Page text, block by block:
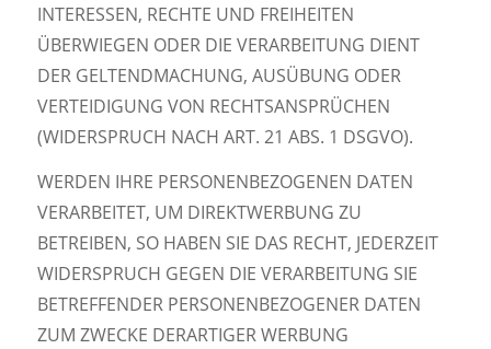
INTERESSEN, RECHTE UND FREIHEITEN
ÜBERWIEGEN ODER DIE VERARBEITUNG DIENT
DER GELTENDMACHUNG, AUSÜBUNG ODER
VERTEIDIGUNG VON RECHTSANSPRÜCHEN
(WIDERSPRUCH NACH ART. 21 ABS. 1 DSGVO).
WERDEN IHRE PERSONENBEZOGENEN DATEN
VERARBEITET, UM DIREKTWERBUNG ZU
BETREIBEN, SO HABEN SIE DAS RECHT, JEDERZEIT
WIDERSPRUCH GEGEN DIE VERARBEITUNG SIE
BETREFFENDER PERSONENBEZOGENER DATEN
ZUM ZWECKE DERARTIGER WERBUNG